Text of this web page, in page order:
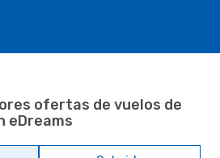
ofertas de vuelos de
eDreams